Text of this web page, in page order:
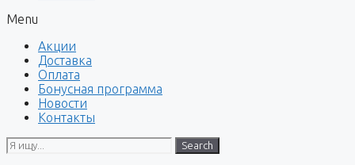
Menu
Акции
Доставка
Оплата
Бонусная программа
Новости
Контакты
Search